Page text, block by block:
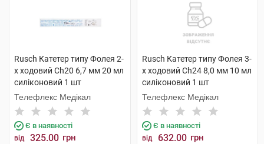
Rusch Катетер типу Фолея 2-
х ходовий Ch20 6,7 мм 20 мл
силіконовий 1 шт
Телефлекс Медікал
Є в наявності
від 325.00 грн
Rusch Катетер типу Фолея 3-
х ходовий Ch24 8,0 мм 10 мл
силіконовий 1 шт
Телефлекс Медікал
Є в наявності
від 632.00 грн